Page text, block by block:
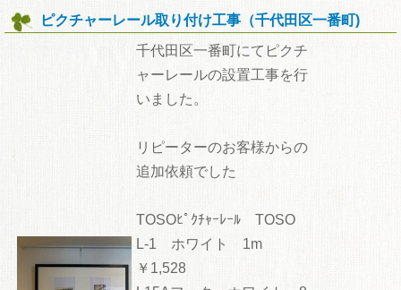
ピクチャーレール取り付け工事（千代田区一番町)
千代田区一番町にてピクチ
ャーレールの設置工事を行
いました。
リピーターのお客様からの
追加依頼でした
TOSOﾋﾟｸﾁｬｰﾚｰﾙ TOSO
L-1 ホワイト 1m
￥1,528